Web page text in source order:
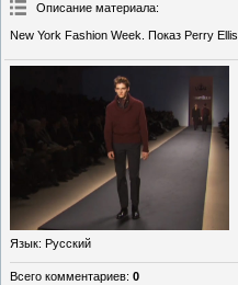
Описание материала:
New York Fashion Week. Показ Perry Ellis.
Язык: Русский
Всего комментариев: 0